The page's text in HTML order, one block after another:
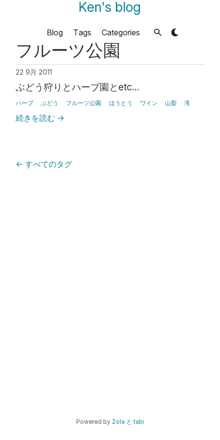
Ken's blog
Blog Tags Categories
フルーツ公園
22 9月 2011
ぶどう狩りとハーブ園とetc…
ハーブ ぶどう フルーツ公園 ほうとう ワイン 山梨 滝
続きを読む →
← すべてのタグ
Powered by Zola と tabi